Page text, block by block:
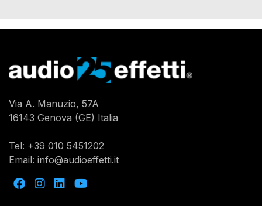
Via A. Manuzio, 57A
16143 Genova (GE) Italia
Tel: +39 010 5451202
Email: info@audioeffetti.it